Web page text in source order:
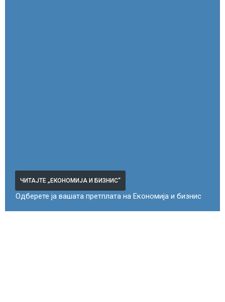
ЧИТАЈТЕ „ЕКОНОМИЈА И БИЗНИС“
Одберете ја вашата претплата на Економија и бизнис